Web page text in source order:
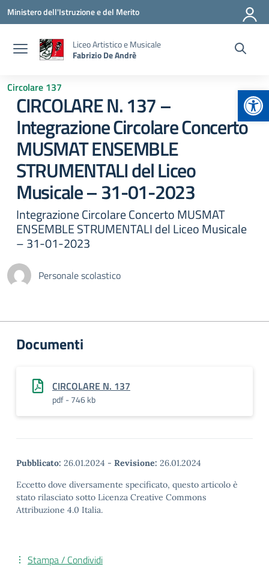
Vai ai contenuti
Vai al menu di navigazione
Vai al footer
Ministero dell'Istruzione e del Merito
Liceo Artistico e Musicale
Fabrizio De Andrè
Circolare 137
CIRCOLARE N. 137 –
Integrazione Circolare Concerto
MUSMAT ENSEMBLE
STRUMENTALI del Liceo
Musicale – 31-01-2023
Integrazione Circolare Concerto MUSMAT
ENSEMBLE STRUMENTALI del Liceo Musicale
– 31-01-2023
Personale scolastico
Documenti
CIRCOLARE N. 137
pdf - 746 kb
Pubblicato: 26.01.2024 - Revisione: 26.01.2024
Eccetto dove diversamente specificato, questo articolo è
stato rilasciato sotto Licenza Creative Commons
Attribuzione 4.0 Italia.
Stampa / Condividi